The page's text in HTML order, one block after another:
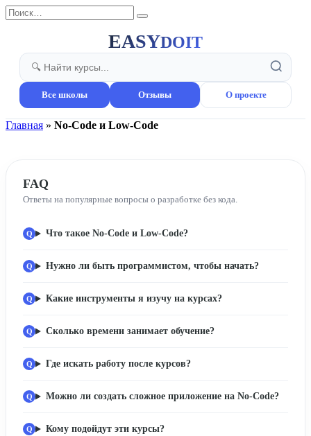
Перейти
к
Search
for:
EASYDOIT
Все школы Отзывы О проекте
Главная » No-Code и Low-Code
FAQ
Ответы на популярные вопросы о разработке без кода.
Что такое No-Code и Low-Code?
Нужно ли быть программистом, чтобы начать?
Какие инструменты я изучу на курсах?
Сколько времени занимает обучение?
Где искать работу после курсов?
Можно ли создать сложное приложение на No-Code?
Кому подойдут эти курсы?